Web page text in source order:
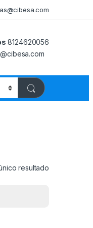
8124620056
resultado